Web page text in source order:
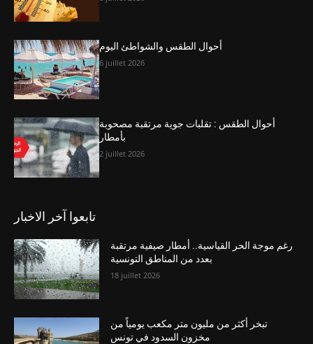
أحوال الطقس والشواطئ اليوم
6 juillet 2026
أحوال الطقس : تقلبات جوية مرتقبة مصحوبة
بأمطار
2 juillet 2026
تابعوا آخر الاخبار
رغم موجة الحر القياسية.. أمطار صيفية مرتقبة
بعدد من المناطق التونسية
18 juillet 2026
تبخر أكثر من مليون متر مكعب يومياً من
مخزون السدود في تونس